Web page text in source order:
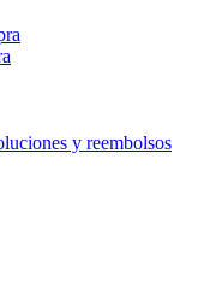
y reembolsos